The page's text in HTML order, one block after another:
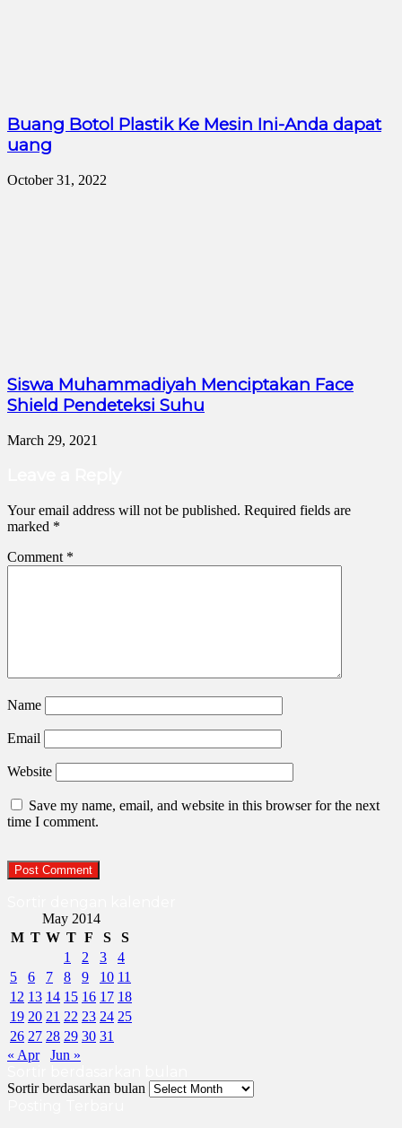
Buang Botol Plastik Ke Mesin Ini-Anda dapat
uang
October 31, 2022
Siswa Muhammadiyah Menciptakan Face
Shield Pendeteksi Suhu
March 29, 2021
Your email address will not be published. Required fields are
marked *
Comment *
Name
Email
Website
Save my name, email, and website in this browser for the next
time I comment.
May 2014
M T W T F S
S
1
2 3
4
5
6 7 8 9 10 11
12 13 14 15 16 17 18
19 20 21 22 23 24 25
26 27 28 29 30 31
« Apr
Jun »
Sortir berdasarkan bulan